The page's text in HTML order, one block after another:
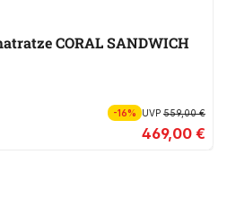
CORAL SANDWICH
-16% UVP559,00 €
469,00 €